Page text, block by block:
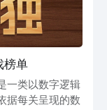
榜单
一类以数字逻辑
据每关呈现的数